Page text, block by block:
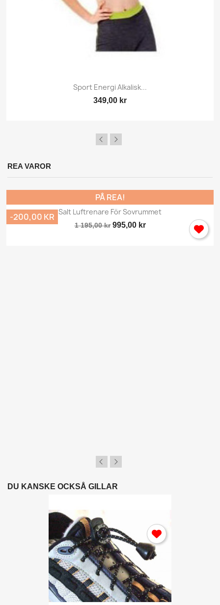
Sport Energi Alkalisk...
349,00 kr
REA VAROR
Salt Luftrenare För Sovrummet
1 195,00 kr 995,00 kr
PÅ REA!
-200,00 KR
DU KANSKE OCKSÅ GILLAR